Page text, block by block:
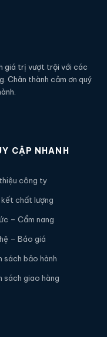
giá trị vượt trội với các
Chân thành cảm ơn quý
CẬP NHANH
công ty
kết chất lượng
– Cẩm nang
– Báo giá
sách bảo hành
sách giao hàng